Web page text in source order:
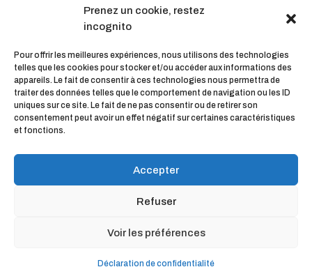
Prenez un cookie, restez
incognito
Pour offrir les meilleures expériences, nous utilisons des technologies
telles que les cookies pour stocker et/ou accéder aux informations des
appareils. Le fait de consentir à ces technologies nous permettra de
traiter des données telles que le comportement de navigation ou les ID
uniques sur ce site. Le fait de ne pas consentir ou de retirer son
consentement peut avoir un effet négatif sur certaines caractéristiques
et fonctions.
Accepter
Refuser
Voir les préférences
Déclaration de confidentialité
décembre 2016
octobre 2016
septembre 2016
Ostéopathes connectés |
Mentions légales |CGV